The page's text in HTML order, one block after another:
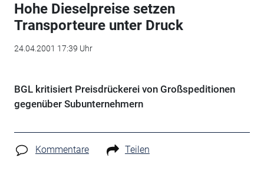
Hohe Dieselpreise setzen
Transporteure unter Druck
24.04.2001 17:39 Uhr
BGL kritisiert Preisdrückerei von Großspeditionen
gegenüber Subunternehmern
Kommentare Teilen